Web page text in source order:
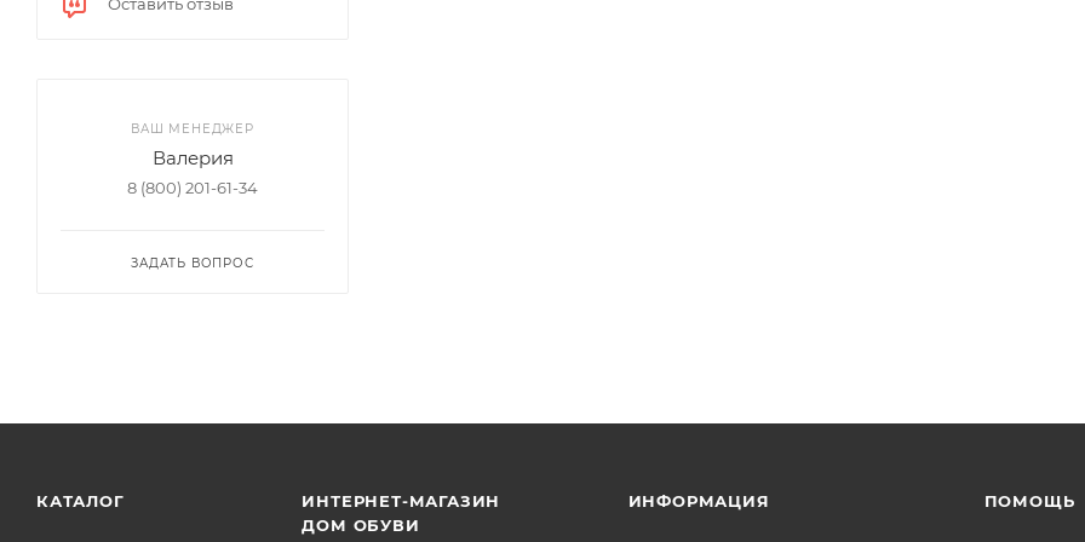
ВАШ МЕНЕДЖЕР
Валерия
8 (800) 201-61-34
ЗАДАТЬ ВОПРОС
КАТАЛОГ
ИНТЕРНЕТ-МАГАЗИН
ДОМ ОБУВИ
ИНФОРМАЦИЯ ПОМОЩЬ